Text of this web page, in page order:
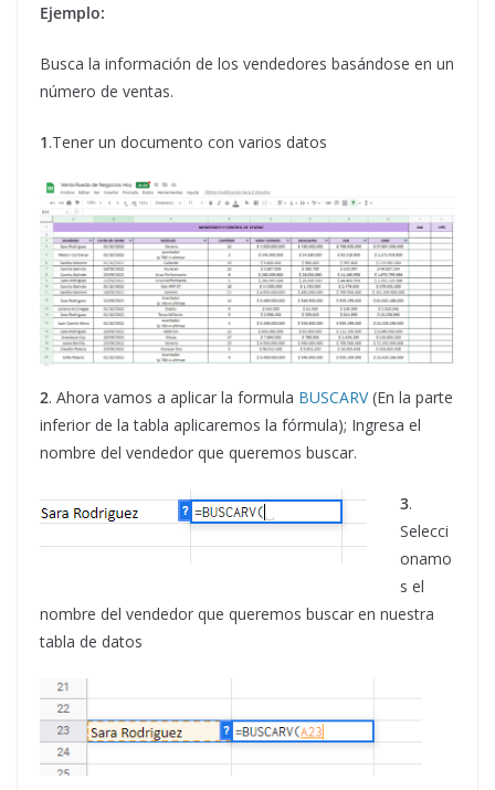
Ejemplo:
Busca la información de los vendedores basándose en un
número de ventas.
1.Tener un documento con varios datos
2. Ahora vamos a aplicar la formula BUSCARV(En la parte
inferior de la tabla aplicaremos la fórmula); Ingresa el
nombre del vendedor que queremos buscar.
3.
Selecci
onamo
s el
nombre del vendedor que queremos buscar en nuestra
tabla de datos